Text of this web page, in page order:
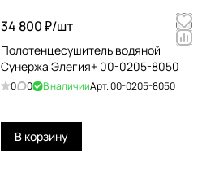
34 800 ₽/шт
Полотенцесушитель водяной
Сунержа Элегия+ 00-0205-8050
0 0 В наличииАрт.00-0205-8050
В корзину